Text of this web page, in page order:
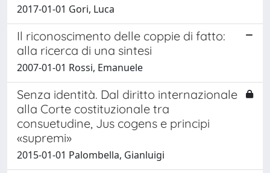
2017-01-01 Gori, Luca
Il riconoscimento delle coppie di fatto:
alla ricerca di una sintesi
2007-01-01 Rossi, Emanuele
Senza identità. Dal diritto internazionale
alla Corte costituzionale tra
consuetudine, Jus cogens e principi
«supremi»
2015-01-01 Palombella, Gianluigi